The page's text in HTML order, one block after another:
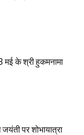
मई के श्री हुकमनामा
जयंती पर शोभायात्रा